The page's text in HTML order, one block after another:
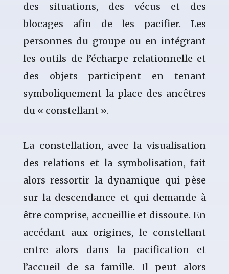
des situations, des vécus et des
blocages afin de les pacifier. Les
personnes du groupe ou en intégrant
les outils de l’écharpe relationnelle et
des objets participent en tenant
symboliquement la place des ancêtres
du « constellant ».
La constellation, avec la visualisation
des relations et la symbolisation, fait
alors ressortir la dynamique qui pèse
sur la descendance et qui demande à
être comprise, accueillie et dissoute. En
accédant aux origines, le constellant
entre alors dans la pacification et
l’accueil de sa famille. Il peut alors